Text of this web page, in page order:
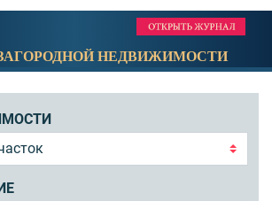
НЕДВИЖИМОСТИ